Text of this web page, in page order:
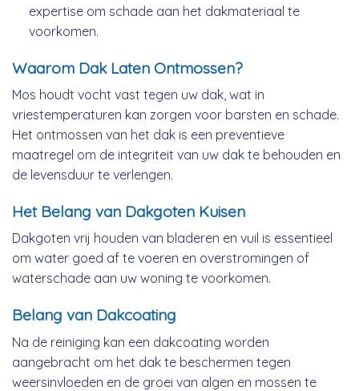
expertise om schade aan het dakmateriaal te
voorkomen.
Waarom Dak Laten Ontmossen?
Mos houdt vocht vast tegen uw dak, wat in
vriestemperaturen kan zorgen voor barsten en schade.
Het ontmossen van het dak is een preventieve
maatregel om de integriteit van uw dak te behouden en
de levensduur te verlengen.
Het Belang van Dakgoten Kuisen
Dakgoten vrij houden van bladeren en vuil is essentieel
om water goed af te voeren en overstromingen of
waterschade aan uw woning te voorkomen.
Belang van Dakcoating
Na de reiniging kan een dakcoating worden
aangebracht om het dak te beschermen tegen
weersinvloeden en de groei van algen en mossen te